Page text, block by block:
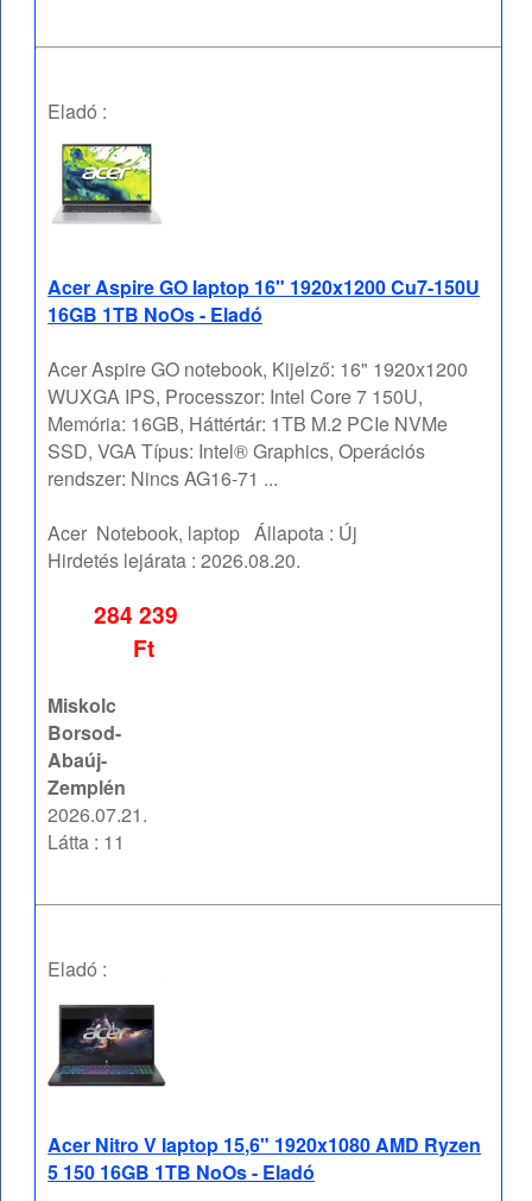
Eladó :
Acer Aspire GO laptop 16" 1920x1200 Cu7-150U
16GB 1TB NoOs - Eladó
Acer Aspire GO notebook, Kijelző: 16" 1920x1200
WUXGA IPS, Processzor: Intel Core 7 150U,
Memória: 16GB, Háttértár: 1TB M.2 PCIe NVMe
SSD, VGA Típus: Intel® Graphics, Operációs
rendszer: Nincs AG16-71 ...
Acer Notebook, laptop Állapota : Új
Hirdetés lejárata :2026.08.20.
284 239
Ft
Miskolc
Borsod-
Abaúj-
Zemplén
2026.07.21.
Látta : 11
Eladó :
Acer Nitro V laptop 15,6" 1920x1080 AMD Ryzen
5 150 16GB 1TB NoOs - Eladó